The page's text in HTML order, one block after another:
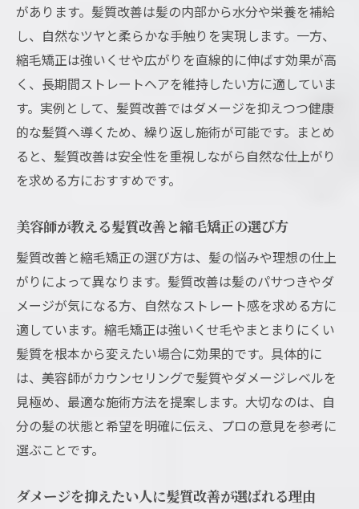
があります。髪質改善は髪の内部から水分や栄養を補給
し、自然なツヤと柔らかな手触りを実現します。一方、
縮毛矯正は強いくせや広がりを直線的に伸ばす効果が高
く、長期間ストレートヘアを維持したい方に適していま
す。実例として、髪質改善ではダメージを抑えつつ健康
的な髪質へ導くため、繰り返し施術が可能です。まとめ
ると、髪質改善は安全性を重視しながら自然な仕上がり
を求める方におすすめです。
美容師が教える髪質改善と縮毛矯正の選び方
髪質改善と縮毛矯正の選び方は、髪の悩みや理想の仕上
がりによって異なります。髪質改善は髪のパサつきやダ
メージが気になる方、自然なストレート感を求める方に
適しています。縮毛矯正は強いくせ毛やまとまりにくい
髪質を根本から変えたい場合に効果的です。具体的に
は、美容師がカウンセリングで髪質やダメージレベルを
見極め、最適な施術方法を提案します。大切なのは、自
分の髪の状態と希望を明確に伝え、プロの意見を参考に
選ぶことです。
ダメージを抑えたい人に髪質改善が選ばれる理由